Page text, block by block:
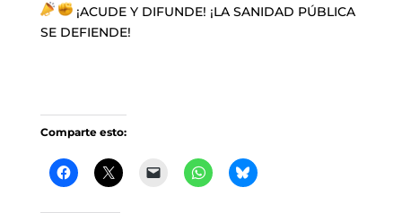
¡ACUDE Y DIFUNDE! ¡LA SANIDAD PÚBLICA
SE DEFIENDE!
Comparte esto: